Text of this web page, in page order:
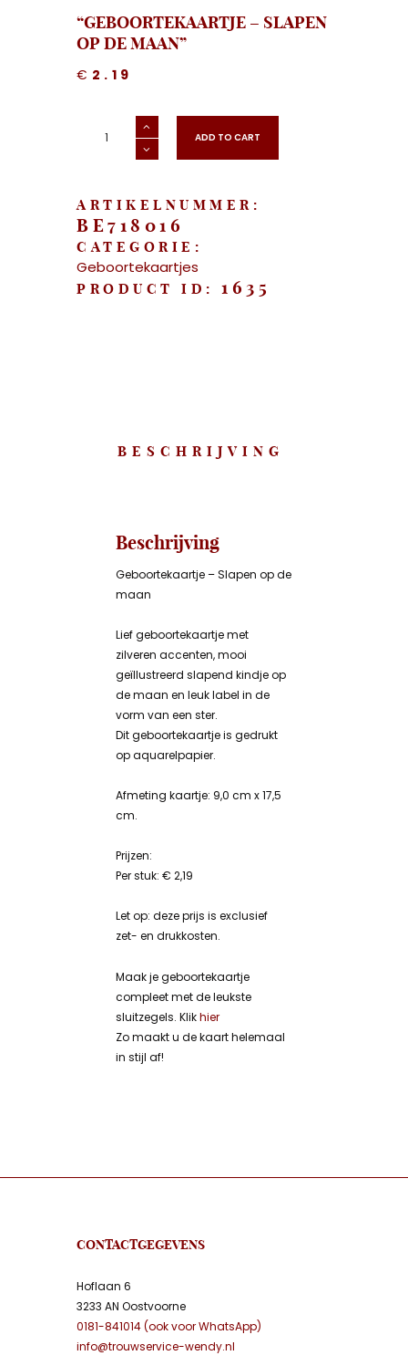
“GEBOORTEKAARTJE – SLAPEN
OP DE MAAN”
€ 2.19
"Geboortekaartje
Slapen ADD TO CART
ARTIKELNUMMER:
BE718016
CATEGORIE:
Geboortekaartjes
PRODUCT ID: 1635
BESCHRIJVING
Beschrijving
Geboortekaartje – Slapen op de
maan
Lief geboortekaartje met
zilveren accenten, mooi
geïllustreerd slapend kindje op
de maan en leuk label in de
vorm van een ster.
Dit geboortekaartje is gedrukt
op aquarelpapier.
Afmeting kaartje: 9,0 cm x 17,5
cm.
Prijzen:
Per stuk: € 2,19
Let op: deze prijs is exclusief
zet- en drukkosten.
Maak je geboortekaartje
compleet met de leukste
sluitzegels. Klikhier
Zo maakt u de kaart helemaal
in stijl af!
CONTACTGEGEVENS
Hoflaan 6
3233 AN Oostvoorne
0181-841014 (ook voor WhatsApp)
info@trouwservice-wendy.nl